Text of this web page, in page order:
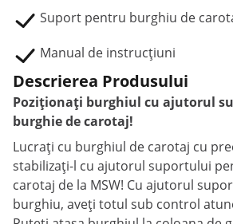
Suport pentru burghiu de
Manual de instrucțiuni
Descrierea Produsului
Poziționați burghiul cu ajutorul
burghie de carotaj!
Lucrați cu burghiul de carotaj cu
stabilizați-l cu ajutorul suportului
carotaj de la MSW! Cu ajutorul
burghiu, aveți totul sub control